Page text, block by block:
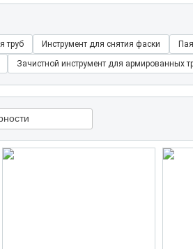
труб Инструмент для снятия фаски
Зачистной инструмент для армированных